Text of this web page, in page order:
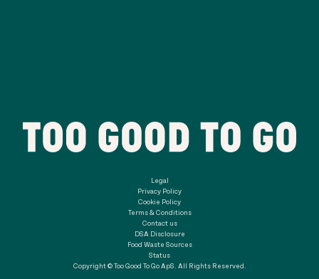
Legal
Privacy Policy
Cookie Policy
Terms & Conditions
Contact us
DSA Disclosure
Food Waste Sources
Status
Copyright © Too Good To Go ApS. All Rights Reserved.